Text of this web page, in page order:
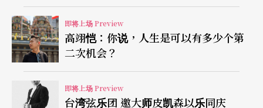
盖，而这个「钥匙」或许是人、或许是物，则有待
观众诠释。
这次舞台的设计也相当特别，以一张大桌子为主的
两面式舞台，下方有架高的底台，底台设有通道，
让舞者能够自由左右穿梭，观众将被安排在舞台两
即将上场 Preview
高翊恺：你说，人生是可以有多少个第
二次机会？
即将上场 Preview
台湾弦乐团 邀大师皮凯森以乐同庆